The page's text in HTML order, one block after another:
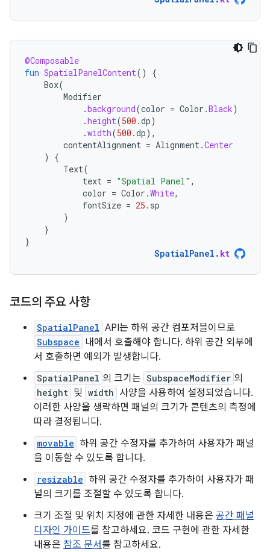
@Composable
fun SpatialPanelContent()
{
Box(
Modifier
.background(color = Color .Black)
.height(500.dp)
.width(500.dp),
contentAlignment = Alignment.Center
)
{
Text(
text = "Spatial Panel" ,
color = Color .White,
fontSize = 25. sp
)
}
}
SpatialPanel . kt
코드의 주요 사항
SpatialPanel API는 하위 공간 컴포저블이므로
Subspace 내에서 호출해야 합니다. 하위 공간 외부에
서 호출하면 예외가 발생합니다.
SpatialPanel 의 크기는 SubspaceModifier 의
height 및 width 사양을 사용하여 설정되었습니다.
이러한 사양을 생략하면 패널의 크기가 콘텐츠의 측정에
따라 결정됩니다.
movable 하위 공간 수정자를 추가하여 사용자가 패널
을 이동할 수 있도록 합니다.
resizable 하위 공간 수정자를 추가하여 사용자가 패
널의 크기를 조절할 수 있도록 합니다.
크기 조절 및 위치 지정에 관한 자세한 내용은 공간 패널
디자인 가이드를 참고하세요. 코드 구현에 관한 자세한
내용은 참조 문서를 참고하세요.